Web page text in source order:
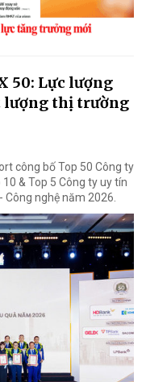
50: Lực lượng
lượng thị trường
công bố Top 50 Công ty
& Top 5 Công ty uy tín
nghệ năm 2026.